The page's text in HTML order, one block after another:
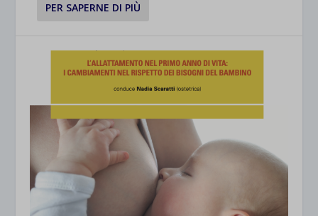
PER SAPERNE DI PIÙ